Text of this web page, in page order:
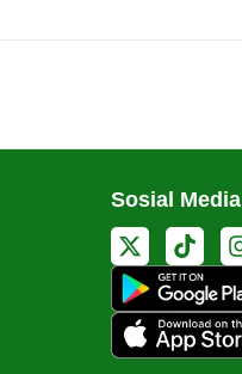
Sosial Media